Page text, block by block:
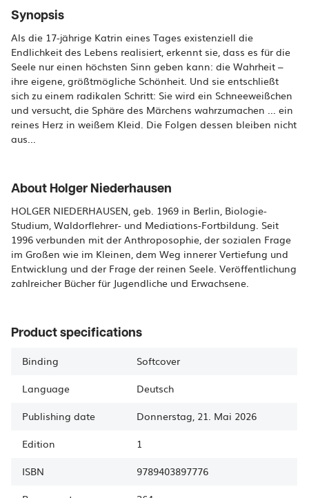
Synopsis
Als die 17-jährige Katrin eines Tages existenziell die
Endlichkeit des Lebens realisiert, erkennt sie, dass es für die
Seele nur einen höchsten Sinn geben kann: die Wahrheit –
ihre eigene, größtmögliche Schönheit. Und sie entschließt
sich zu einem radikalen Schritt: Sie wird ein Schneeweißchen
und versucht, die Sphäre des Märchens wahrzumachen ... ein
reines Herz in weißem Kleid. Die Folgen dessen bleiben nicht
aus...
About Holger Niederhausen
HOLGER NIEDERHAUSEN, geb. 1969 in Berlin, Biologie-
Studium, Waldorflehrer- und Mediations-Fortbildung. Seit
1996 verbunden mit der Anthroposophie, der sozialen Frage
im Großen wie im Kleinen, dem Weg innerer Vertiefung und
Entwicklung und der Frage der reinen Seele. Veröffentlichung
zahlreicher Bücher für Jugendliche und Erwachsene.
Product specifications
Binding
Softcover
Language
Deutsch
Publishing date
Donnerstag, 21. Mai 2026
Edition
1
ISBN
9789403897776